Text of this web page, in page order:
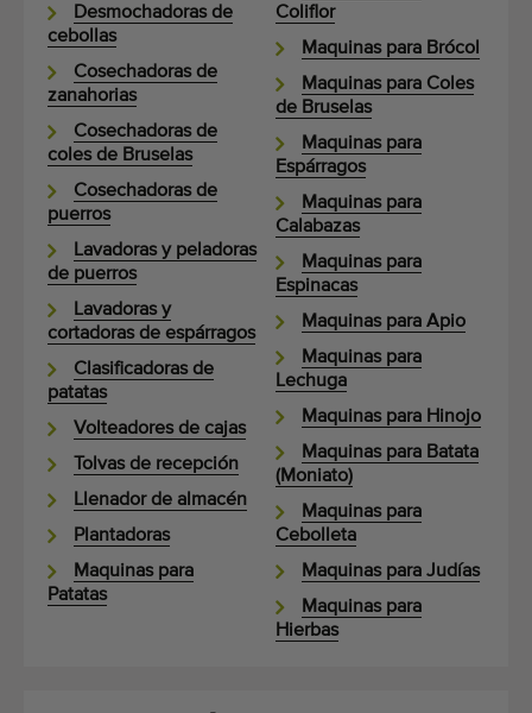
Desmochadoras de
cebollas
Cosechadoras de
zanahorias
Cosechadoras de
coles de Bruselas
Cosechadoras de
puerros
Lavadoras y peladoras
de puerros
Lavadoras y
cortadoras de espárragos
Clasificadoras de
patatas
Volteadores de cajas
Tolvas de recepción
Llenador de almacén
Plantadoras
Maquinas para
Patatas
Coliflor
Maquinas para Brócol
Maquinas para Coles
de Bruselas
Maquinas para
Espárragos
Maquinas para
Calabazas
Maquinas para
Espinacas
Maquinas para Apio
Maquinas para
Lechuga
Maquinas para Hinojo
Maquinas para Batata
(Moniato)
Maquinas para
Cebolleta
Maquinas para Judías
Maquinas para
Hierbas